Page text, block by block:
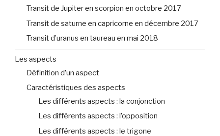
Transit de Jupiter en scorpion en octobre 2017
Transit de saturne en capricorne en décembre 2017
Transit d’uranus en taureau en mai 2018
Les aspects
Définition d’un aspect
Caractéristiques des aspects
Les différents aspects : la conjonction
Les différents aspects : l’opposition
Les différents aspects : le trigone